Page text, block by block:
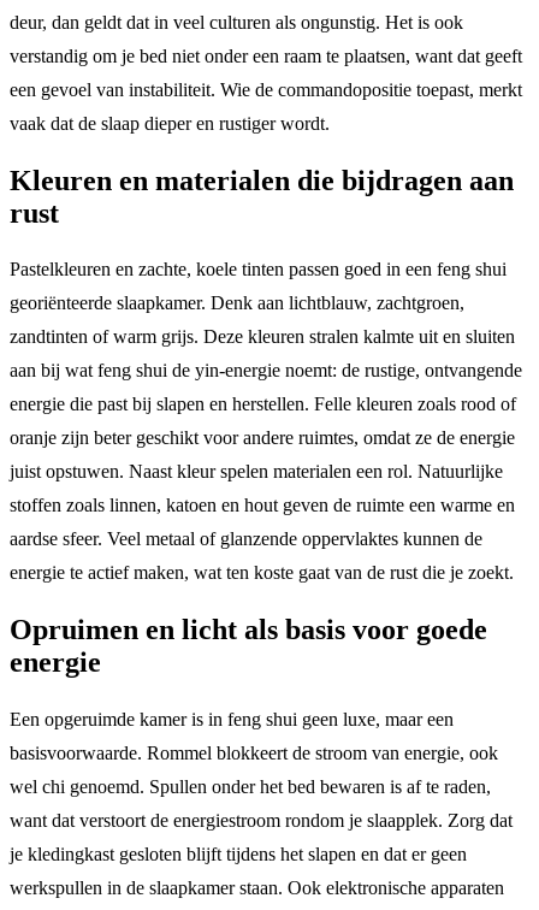
deur, dan geldt dat in veel culturen als ongunstig. Het is ook
verstandig om je bed niet onder een raam te plaatsen, want dat geeft
een gevoel van instabiliteit. Wie de commandopositie toepast, merkt
vaak dat de slaap dieper en rustiger wordt.
Kleuren en materialen die bijdragen aan
rust
Pastelkleuren en zachte, koele tinten passen goed in een feng shui
georiënteerde slaapkamer. Denk aan lichtblauw, zachtgroen,
zandtinten of warm grijs. Deze kleuren stralen kalmte uit en sluiten
aan bij wat feng shui de yin-energie noemt: de rustige, ontvangende
energie die past bij slapen en herstellen. Felle kleuren zoals rood of
oranje zijn beter geschikt voor andere ruimtes, omdat ze de energie
juist opstuwen. Naast kleur spelen materialen een rol. Natuurlijke
stoffen zoals linnen, katoen en hout geven de ruimte een warme en
aardse sfeer. Veel metaal of glanzende oppervlaktes kunnen de
energie te actief maken, wat ten koste gaat van de rust die je zoekt.
Opruimen en licht als basis voor goede
energie
Een opgeruimde kamer is in feng shui geen luxe, maar een
basisvoorwaarde. Rommel blokkeert de stroom van energie, ook
wel chi genoemd. Spullen onder het bed bewaren is af te raden,
want dat verstoort de energiestroom rondom je slaapplek. Zorg dat
je kledingkast gesloten blijft tijdens het slapen en dat er geen
werkspullen in de slaapkamer staan. Ook elektronische apparaten